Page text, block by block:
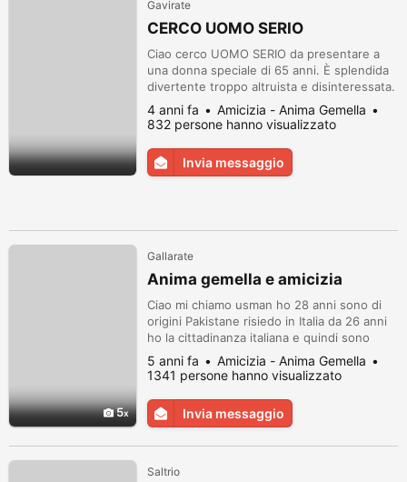
Gavirate
CERCO UOMO SERIO
Ciao cerco UOMO SERIO da presentare a
una donna speciale di 65 anni. È splendida
divertente troppo altruista e disinteressata.
È la migliore amica e la migliore compagna.
Se sei un UN UOMO SERIO e anche solo la
metà di buona persona che la mia amica;
per favore scrivimi e le facciamo una
sorpresa. (Lombardia). Spero non essere
4 anni fa
Amicizia - Anima Gemella
832 persone hanno visualizzato
Invia messaggio
5
Gallarate
Anima gemella e amicizia
Ciao mi chiamo usman ho 28 anni sono di
origini Pakistane risiedo in Italia da 26 anni
ho la cittadinanza italiana e quindi sono
cittadino italiano e ne vado fiero io amo
questo paese. Sono un tifoso del Milan e mi
sono ateo mi piacciono i cani viaggiare e la
tecnologia. Sto cercando anima gemella che
sia fedele sincera e bella. In una coppia ci
5 anni fa
Amicizia - Anima Gemella
1341 persone hanno visualizzato
Invia messaggio
Saltrio